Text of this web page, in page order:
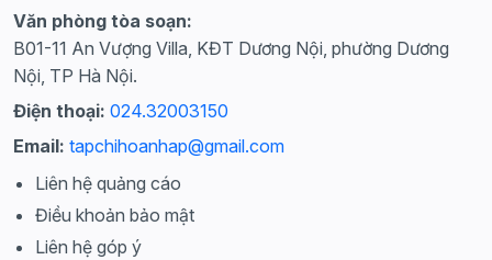
Văn phòng tòa soạn:
B01-11 An Vượng Villa, KĐT Dương Nội, phường Dương
Nội, TP Hà Nội.
Điện thoại: 024.32003150
Email: tapchihoanhap@gmail.com
Liên hệ quảng cáo
Điều khoản bảo mật
Liên hệ góp ý